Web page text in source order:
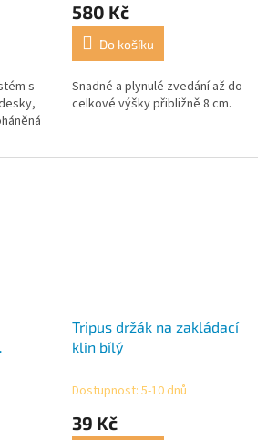
s
580 Kč
Do košíku
Snadné a plynulé zvedání až do
celkové výšky přibližně 8 cm.
Tripus držák na zakládací
klín bílý
Dostupnost: 5-10 dnů
39 Kč